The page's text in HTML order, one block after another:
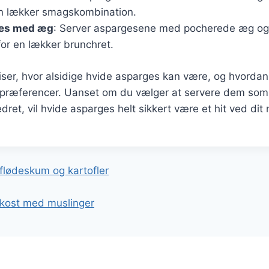
lækker smagskombination.
med æg: Server aspargesene med pocherede æg
en lækker brunchret.
hvor alsidige hvide asparges kan være, og
Uanset om du vælger at servere dem
vil hvide asparges helt sikkert være et hit ved
og kartofler
med muslinger